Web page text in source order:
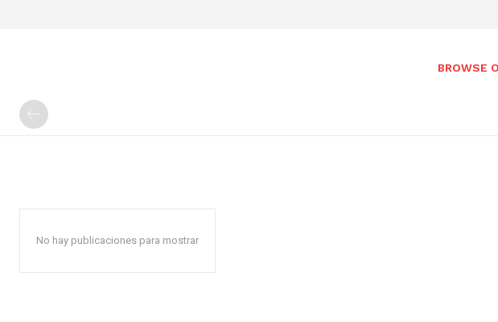
BROWSE
No hay publicaciones para mostrar